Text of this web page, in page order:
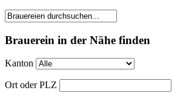
Brauerein in der Nähe finden
Kanton
Ort oder PLZ